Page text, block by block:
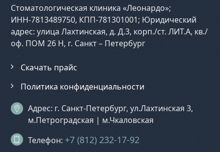
Стоматологическая клиника «Леонардо»;
ИНН-7813489750, КПП-781301001; Юридический
адрес: улица Лахтинская, д. Д.3, корп./ст. ЛИТ.А, кв./
оф. ПОМ 26 Н, г. Санкт – Петербург
Скачать прайс
Политика конфиденциальности
Адрес: г. Санкт-Петербург, ул.Лахтинская 3,
м.Петроградская | м.Чкаловская
Телефон: +7 (812) 232-17-92